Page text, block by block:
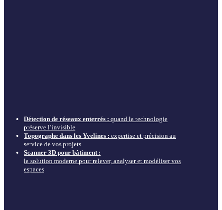
Détection de réseaux enterrés : quand la technologie
préserve l’invisible
Topographe dans les Yvelines : expertise et précision au
service de vos projets
Scanner 3D pour bâtiment :
la solution moderne pour relever, analyser et modéliser vos
espaces